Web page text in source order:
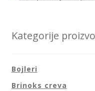
Kategorije
Bojleri
Brinoks creva